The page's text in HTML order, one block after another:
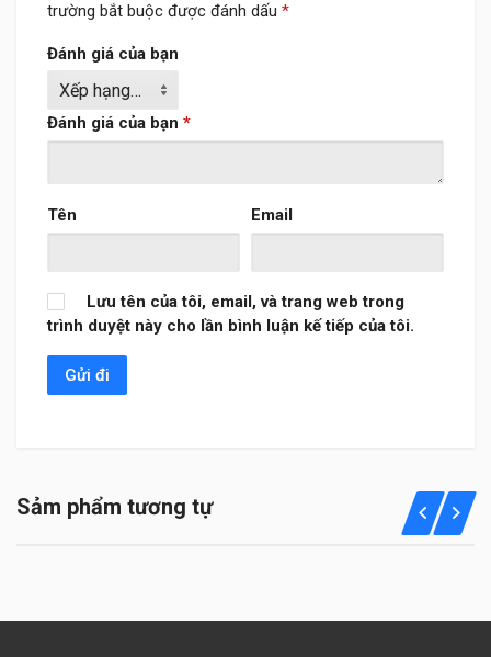
trường bắt buộc được đánh dấu *
Đánh giá của bạn
Đánh giá của bạn *
Tên Email
Lưu tên của tôi, email, và trang web trong
trình duyệt này cho lần bình luận kế tiếp của tôi.
Sảm phẩm tương tự